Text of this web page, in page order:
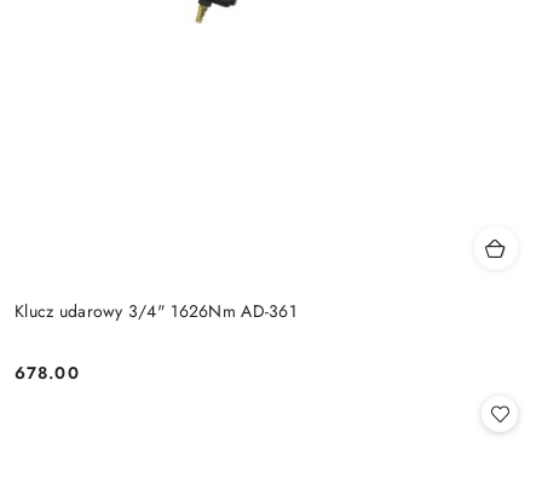
Klucz udarowy 3/4" 1626Nm AD-361
Cena:
678.00